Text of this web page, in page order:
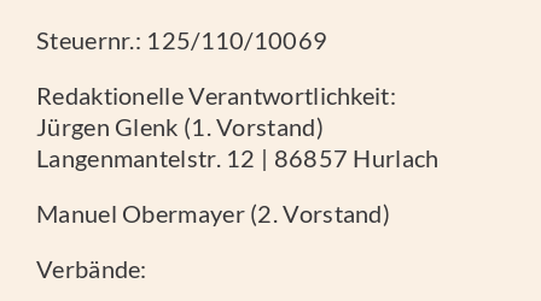
Steuernr.: 125/110/10069
Redaktionelle Verantwortlichkeit:
Jürgen Glenk (1. Vorstand)
Langenmantelstr. 12 | 86857 Hurlach
Manuel Obermayer (2. Vorstand)
Verbände: